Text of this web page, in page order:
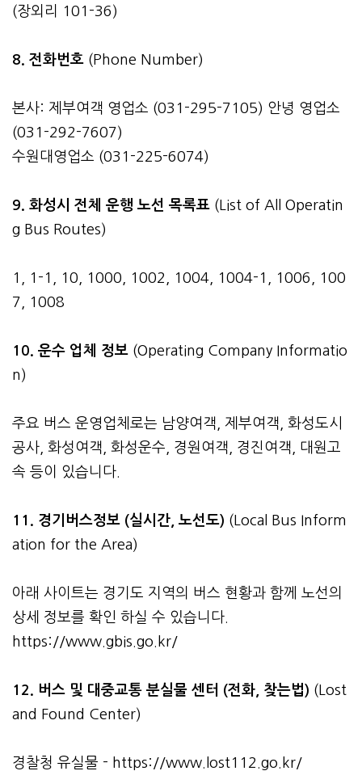
(장외리 101-36)
8. 전화번호 (Phone Number)
본사: 제부여객 영업소 (031-295-7105) 안녕 영업소
(031-292-7607)
수원대영업소 (031-225-6074)
9. 화성시 전체 운행 노선 목록표 (List of All Operatin
g Bus Routes)
1, 1-1, 10, 1000, 1002, 1004, 1004-1, 1006, 100
7, 1008
10. 운수 업체 정보 (Operating Company Informatio
n)
주요 버스 운영업체로는 남양여객, 제부여객, 화성도시
공사, 화성여객, 화성운수, 경원여객, 경진여객, 대원고
속 등이 있습니다.
11. 경기버스정보 (실시간, 노선도) (Local Bus Inform
ation for the Area)
아래 사이트는 경기도 지역의 버스 현황과 함께 노선의
상세 정보를 확인 하실 수 있습니다.
https://www.gbis.go.kr/
12. 버스 및 대중교통 분실물 센터 (전화, 찾는법) (Lost
and Found Center)
경찰청 유실물 - https://www.lost112.go.kr/